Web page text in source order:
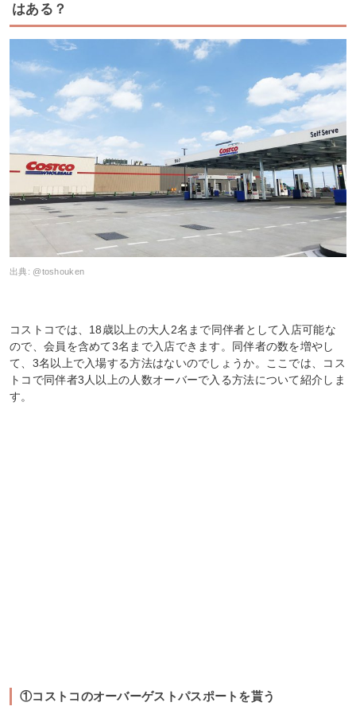
はある？
出典: @toshouken
コストコでは、18歳以上の大人2名まで同伴者として入店可能な
ので、会員を含めて3名まで入店できます。同伴者の数を増やし
て、3名以上で入場する方法はないのでしょうか。ここでは、コス
トコで同伴者3人以上の人数オーバーで入る方法について紹介しま
す。
①コストコのオーバーゲストパスポートを貰う